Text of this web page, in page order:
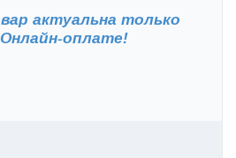
актуальна только
Онлайн-оплате!